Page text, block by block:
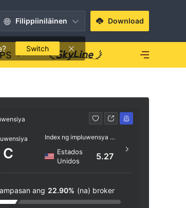
Filippiiniläinen
Switch
Download
C
Index ng impluwensya NO.1
Estados
Unidos
5.27
ang 22.90% (na) broker